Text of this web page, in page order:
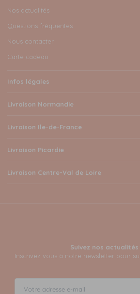
Nos actualités
Questions fréquentes
Nous contacter
Carte cadeau
Infos légales
Livraison Normandie
Livraison Ile-de-France
Livraison Picardie
Livraison Centre-Val de Loire
Suivez nos actualités
Inscrivez-vous à notre newsletter pour